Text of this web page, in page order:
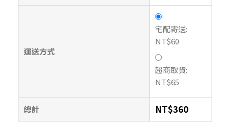
運送方式
宅配寄送:
NT$60
超商取貨:
NT$65
總計 NT$360